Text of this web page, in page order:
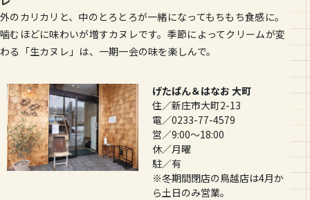
外のカリカリと、中のとろとろが一緒になってもちもち食感に。
噛むほどに味わいが増すカヌレです。季節によってクリームが変
わる「生カヌレ」は、一期一会の味を楽しんで。
げたぱん＆はなお 大町
住／新庄市大町2-13
電／0233-77-4579
営／9:00〜18:00
休／月曜
駐／有
※冬期間閉店の鳥越店は4月か
ら土日のみ営業。